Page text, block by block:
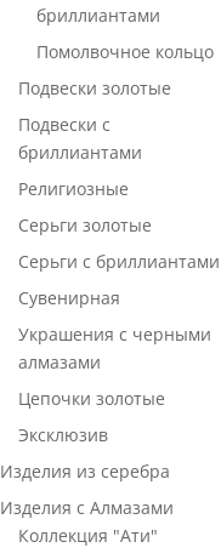
бриллиантами
Помолвочное кольцо
Подвески золотые
Подвески с
бриллиантами
Религиозные
Серьги золотые
Серьги с бриллиантами
Сувенирная
Украшения с черными
алмазами
Цепочки золотые
Эксклюзив
Изделия из серебра
Изделия с Алмазами
Коллекция "Ати"